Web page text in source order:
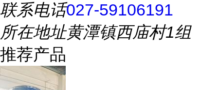
联系电话027-59106191
所在地址黄潭镇西庙村1组
推荐产品